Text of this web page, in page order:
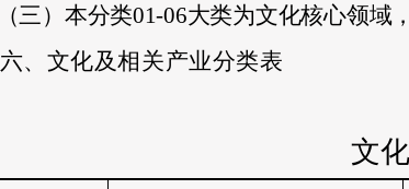
（三）本分类01-06大类为文化核心领域
六、文化及相关产业分类表
文